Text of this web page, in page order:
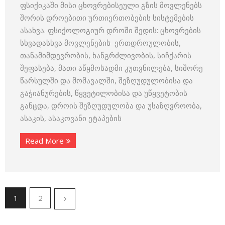
ფსიქიკაში მისი ცხოვრებისეული გზის მოვლენებს
შორის დროებითი ურთიერთობების სისტემების
ასახვა. ფსიქოლოგიურ დროში შედის: ცხოვრების
სხვადასხვა მოვლენების ერთდროულობის,
თანამიმდევრობის, ხანგრძლივობის, სიჩქარის
შეფასება, მათი აწყმოსადმი კუთვნილება, სიშორე
წარსულში და მომავალში, შეზღუდულობისა და
გაჭიანურების, წყვეტილობისა და უწყვეტობის
განცდა, დროის შეზღუდულობა და უსაზღვროობა,
ასაკის, ასაკოვანი ეტაპების
Read More
1 2